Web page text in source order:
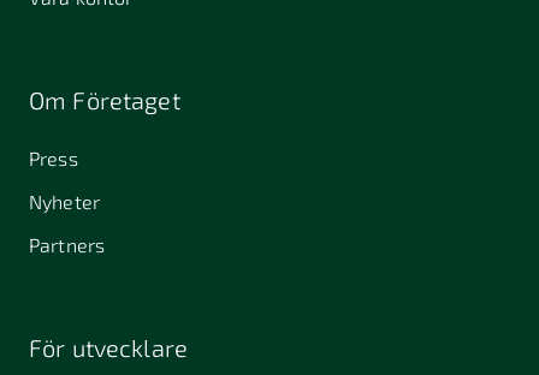
Om Företaget
Press
Nyheter
Partners
För utvecklare